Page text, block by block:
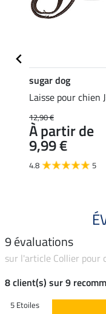
sugar dog
Laisse pour chien
12,90 €
À partir de
9,99 €
4.8 5
9 évaluations
sur l'article Collier pour
8 client(s) sur 9
5 Etoiles